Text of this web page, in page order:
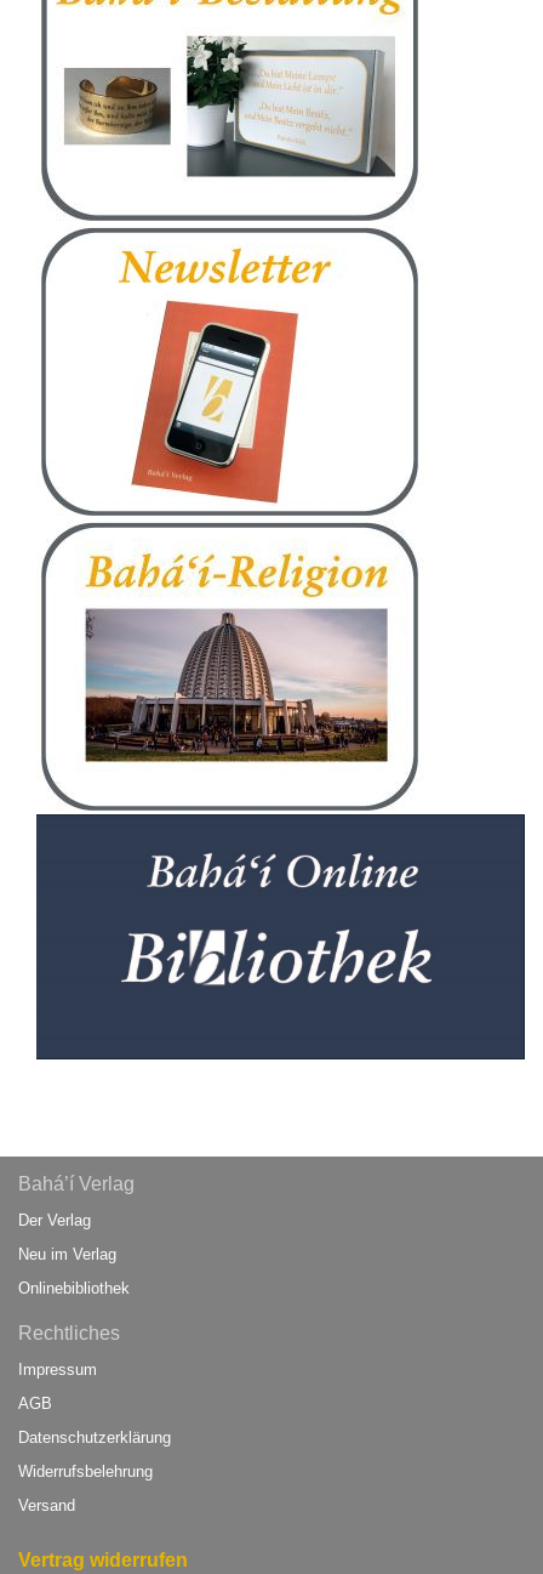
Bahá’í Verlag
Der Verlag
Neu im Verlag
Onlinebibliothek
Rechtliches
Impressum
AGB
Datenschutzerklärung
Widerrufsbelehrung
Versand
Vertrag widerrufen